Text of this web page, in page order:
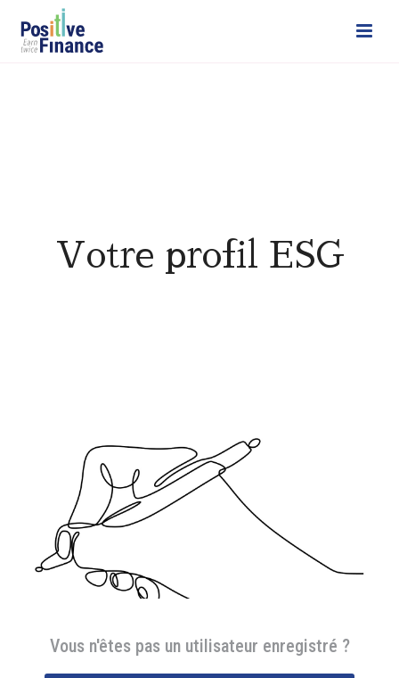
Votre profil ESG
Vous n'êtes pas un utilisateur enregistré ?